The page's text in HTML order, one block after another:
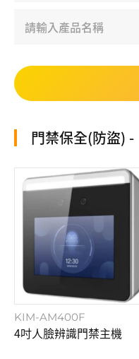
門禁保全(防盜)
KIM-AM400F
4吋人臉辨識門禁主機